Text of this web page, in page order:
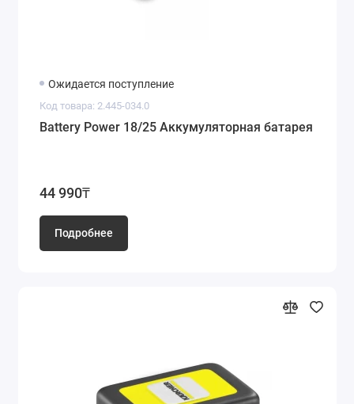
Ожидается поступление
Код товара: 2.445-034.0
Battery Power 18/25 Аккумуляторная батарея
44 990₸
Подробнее